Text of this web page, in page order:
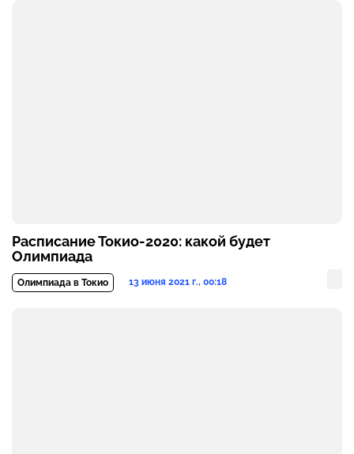
Расписание Токио-2020: какой будет
Олимпиада
Олимпиада в Токио 13 июня 2021 г., 00:18